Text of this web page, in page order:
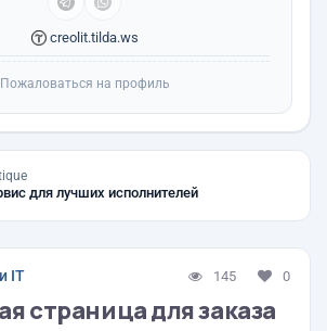
creolit.tilda.ws
Пожаловаться на профиль
для лучших исполнителей
IT 145 0
страница для заказа